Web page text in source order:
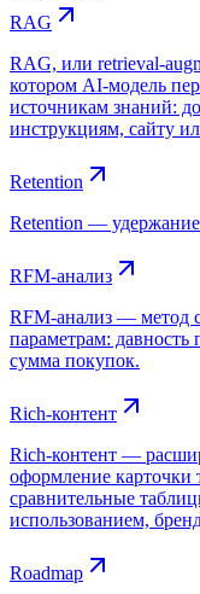
RAG
RAG, или retrieval-
котором AI-модель
источникам знаний:
инструкциям, сайту
Retention
Retention — удержание
RFM-анализ
RFM-анализ — метод
параметрам: давность
сумма покупок.
Rich-контент
Rich-контент —
оформление карточки
сравнительные
использованием,
Roadmap